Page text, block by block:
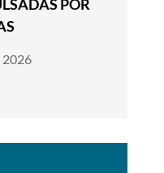
POR
2026